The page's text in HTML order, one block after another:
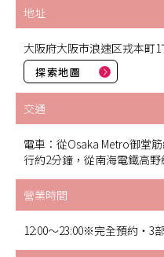
地址
大阪府大阪市浪速区戎本町
探索地圖
交通
電車：從Osaka Metro御堂
行約2分鐘，從南海電鐵高
營業時間
12:00～23:00※完全預約・3